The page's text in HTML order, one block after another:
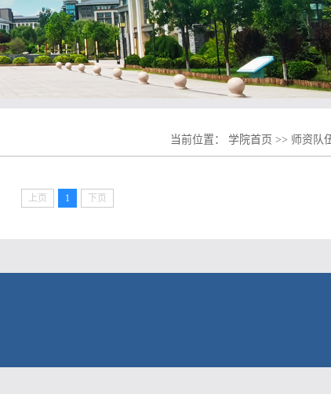
当前位置： 学院首页 >> 师资队
上页 1 下页